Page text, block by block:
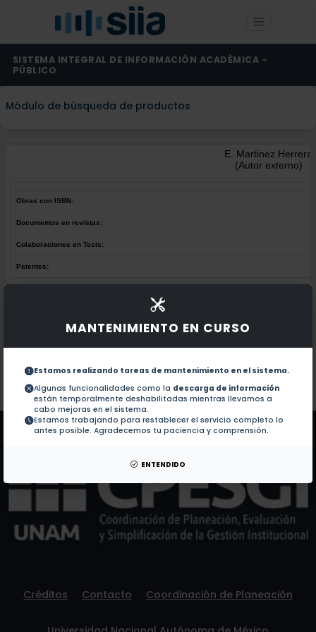
MANTENIMIENTO EN CURSO
Estamos realizando tareas de mantenimiento en el sistema.
Algunas funcionalidades como la descarga de información
están temporalmente deshabilitadas mientras llevamos a
cabo mejoras en el sistema.
Estamos trabajando para restablecer el servicio completo lo
antes posible. Agradecemos tu paciencia y comprensión.
ENTENDIDO
SISTEMA INTEGRAL DE INFORMACIÓN ACADÉMICA -
PÚBLICO
Módulo de búsqueda de productos
E. Martinez Herrera
(Autor externo)
Obras con ISBN:
Documentos en revistas:
Colaboraciones en Tesis:
Patentes:
No hay obras de este autor.
Documentos en revistas:
Colaboraciones en Tesis:
Patentes: No hay patentes de este autor.
Créditos Contacto Coordinación de Planeación